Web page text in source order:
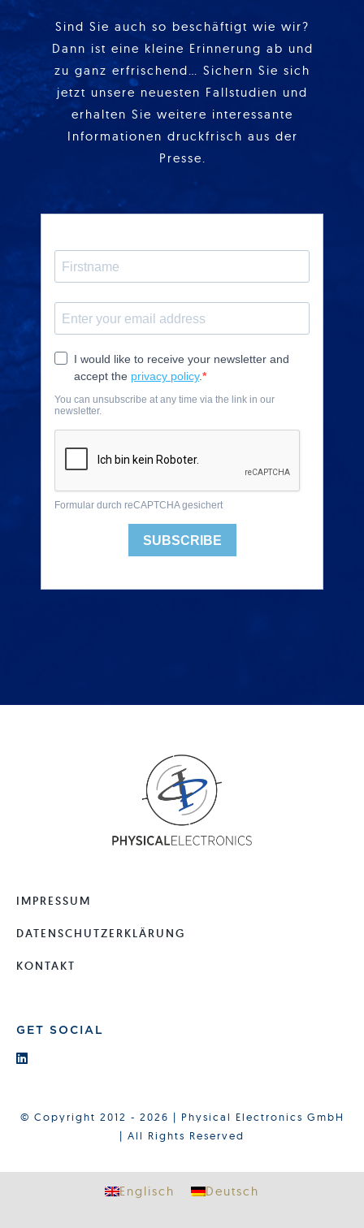
Sind Sie auch so beschäftigt wie wir?
Dann ist eine kleine Erinnerung ab und
zu ganz erfrischend… Sichern Sie sich
jetzt unsere neuesten Fallstudien und
erhalten Sie weitere interessante
Informationen druckfrisch aus der
Presse.
IMPRESSUM
DATENSCHUTZERKLÄRUNG
KONTAKT
GET SOCIAL
© Copyright 2012 - 2026 | Physical Electronics GmbH
| All Rights Reserved
Englisch Deutsch